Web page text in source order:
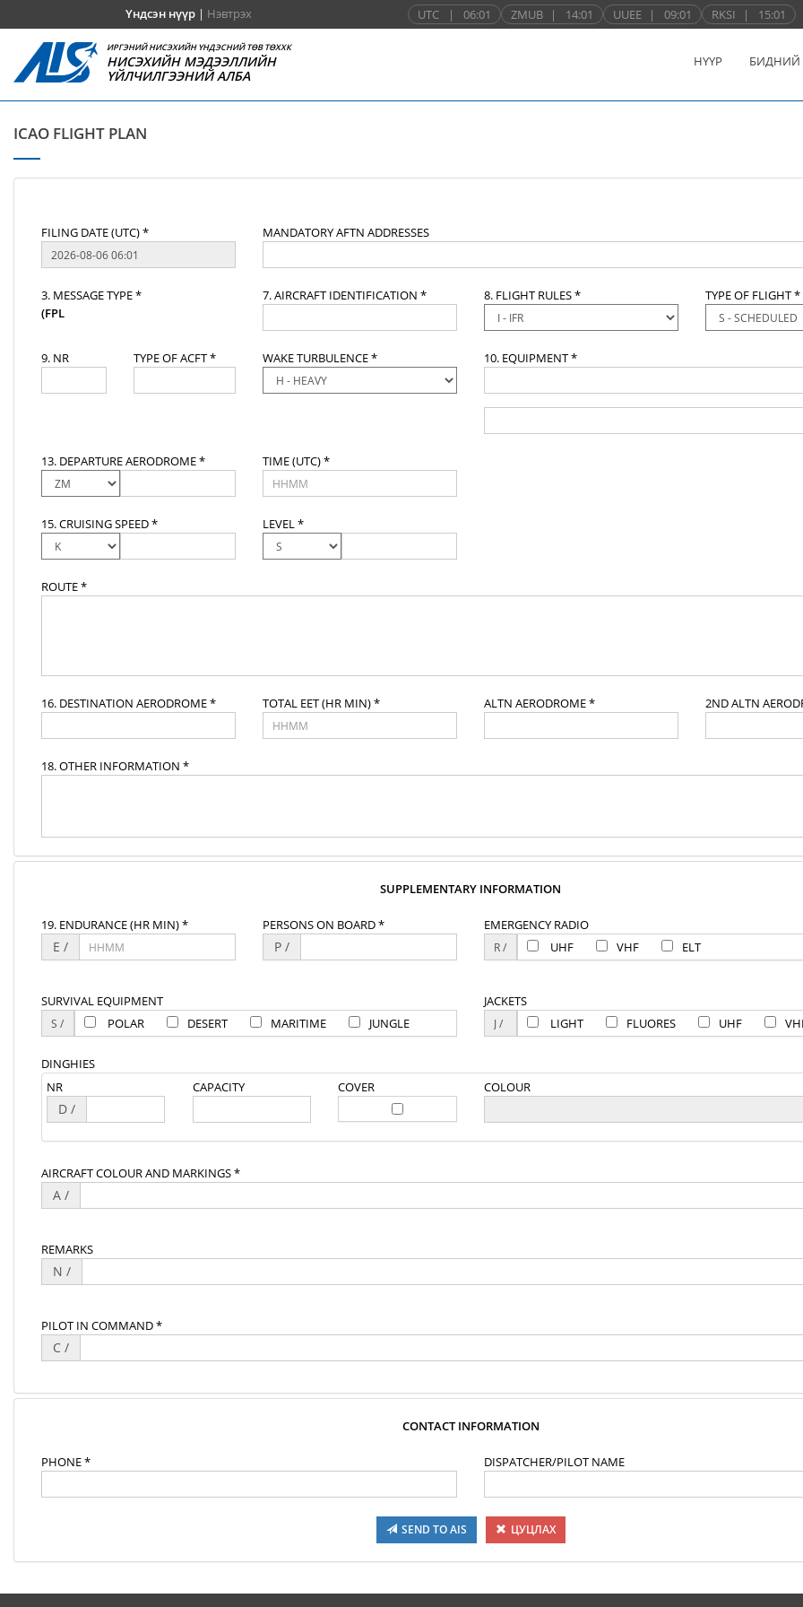
Үндсэн нүүр| Нэвтрэх UTC | 06:01 ZMUB | 14:01 UUEE | 09:01 RKSI | 15:01
ИРГЭНИЙ НИСЭХИЙН ҮНДЭСНИЙ ТӨВ ТӨХХК
НИСЭХИЙН МЭДЭЭЛЛИЙН
ҮЙЛЧИЛГЭЭНИЙ АЛБА
НҮҮР БИДНИЙ
ICAO FLIGHT PLAN
FILING DATE (UTC) * MANDATORY AFTN ADDRESSES
3. MESSAGE TYPE *
(FPL
7. AIRCRAFT IDENTIFICATION * 8. FLIGHT RULES * TYPE OF FLIGHT *
9. NR TYPE OF ACFT * WAKE TURBULENCE * 10. EQUIPMENT *
13. DEPARTURE AERODROME * TIME (UTC) *
15. CRUISING SPEED * LEVEL *
ROUTE *
16. DESTINATION AERODROME * TOTAL EET (HR MIN) * ALTN AERODROME * 2ND ALTN
18. OTHER INFORMATION *
SUPPLEMENTARY INFORMATION
19. ENDURANCE (HR MIN) *
E /
PERSONS ON BOARD *
P /
EMERGENCY RADIO
UHF
VHF ELT
SURVIVAL EQUIPMENT
POLAR
DESERT MARITIME JUNGLE
JACKETS
LIGHT
FLUORES UHF
DINGHIES
NR
D /
CAPACITY COVER COLOUR
AIRCRAFT COLOUR AND MARKINGS *
A /
REMARKS
N /
PILOT IN COMMAND *
C /
CONTACT INFORMATION
PHONE * DISPATCHER/PILOT NAME
SEND TO AIS ЦУЦЛАХ